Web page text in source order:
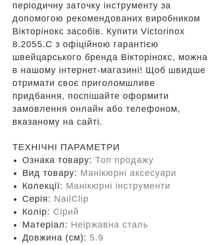
періодичну заточку інструменту за
допомогою рекомендованих виробником
Вікторінокс засобів. Купити Victorinox
8.2055.C з офіційною гарантією
швейцарського бренда Вікторінокс, можна
в нашому інтернет-магазині! Щоб швидше
отримати своє приголомшливе
придбання, поспішайте оформити
замовлення онлайн або телефоном,
вказаному на сайті.
ТЕХНІЧНІ ПАРАМЕТРИ
Ознака товару: Топ продажу
Вид товару: Манікюрні аксесуари
Колекції: Манікюрні інструменти
Серія: NailClip
Колір: Сірий
Матеріал: Неіржавна сталь
Довжина (cм): 5.9